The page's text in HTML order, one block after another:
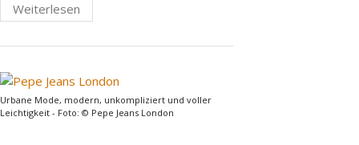
Weiterlesen
Urbane Mode, modern, unkompliziert und voller
Leichtigkeit - Foto: © Pepe Jeans London